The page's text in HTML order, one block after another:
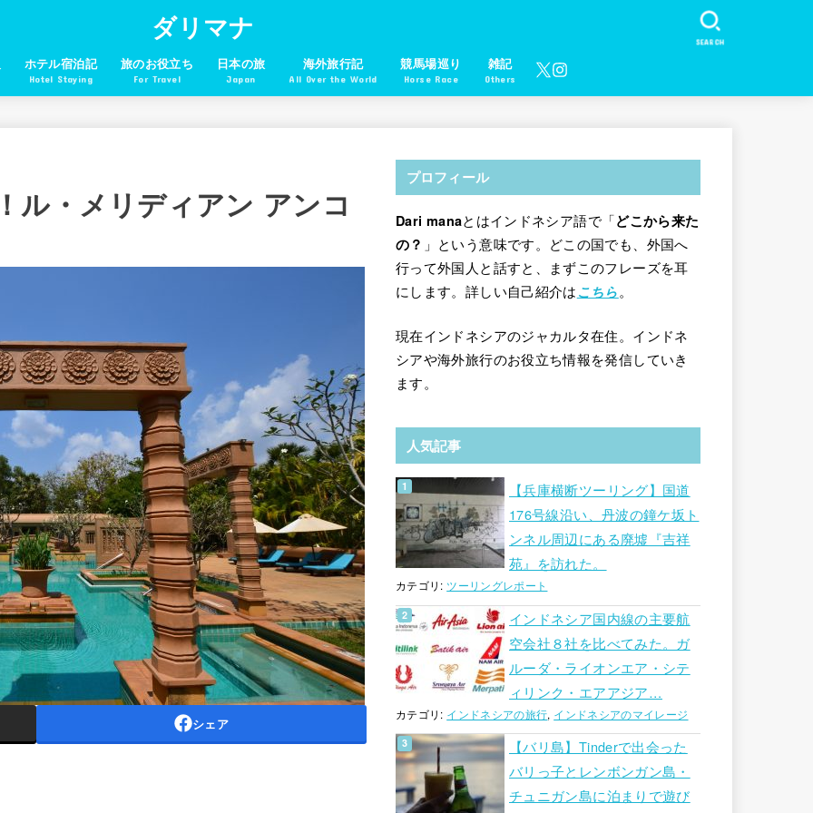
ダリマナ
ホテル宿泊記
Hotel Staying
旅のお役立ち
For Travel
日本の旅
Japan
海外旅行記
All Over the World
競馬場巡り
Horse Race
雑記
Others
SEARCH
ル・メリディアン アンコ
シェア
プロフィール
Dari manaとはインドネシア語で「どこから来た
の？ 」という意味です。どこの国でも、外国へ
行って外国人と話すと、まずこのフレーズを耳
にします。詳しい自己紹介は こちら 。
現在インドネシアのジャカルタ在住。インドネ
シアや海外旅行のお役立ち情報を発信していき
ます。
人気記事
【兵庫横断ツーリング】国道
176号線沿い、丹波の鐘ケ坂ト
ンネル周辺にある廃墟『吉祥
苑』を訪れた。
カテゴリ: ツーリングレポート
インドネシア国内線の主要航
空会社８社を比べてみた。ガ
ルーダ・ライオンエア・シテ
ィリンク・エアアジア…
カテゴリ: インドネシアの旅行, インドネシアのマイレージ
【バリ島】Tinderで出会った
バリっ子とレンボンガン島・
チュニガン島に泊まりで遊び